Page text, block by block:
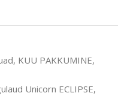
, KUU PAKKUMINE,
Unicorn ECLIPSE,